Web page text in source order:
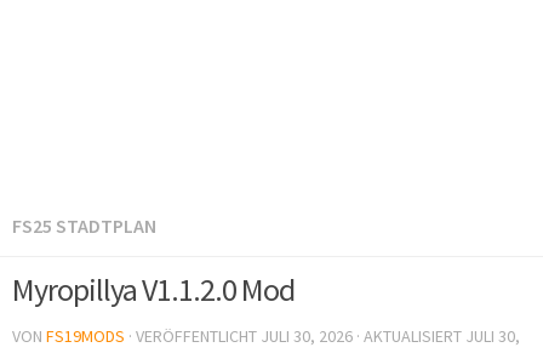
FS25 STADTPLAN
Myropillya V1.1.2.0 Mod
VON FS19MODS · VERÖFFENTLICHT JULI 30, 2026 · AKTUALISIERT JULI 30,